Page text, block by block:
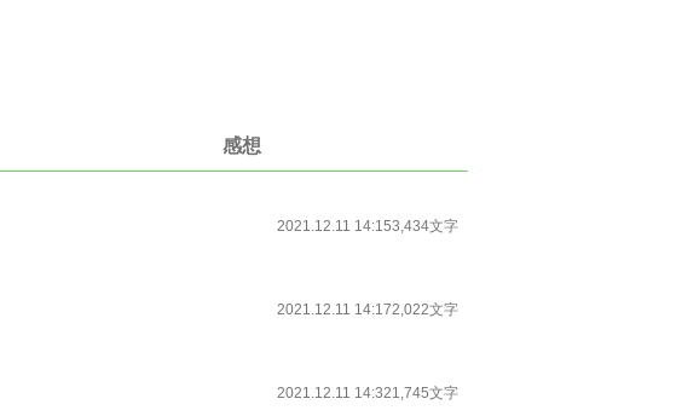
感想
2021.12.11 14:153,434文字
2021.12.11 14:172,022文字
2021.12.11 14:321,745文字